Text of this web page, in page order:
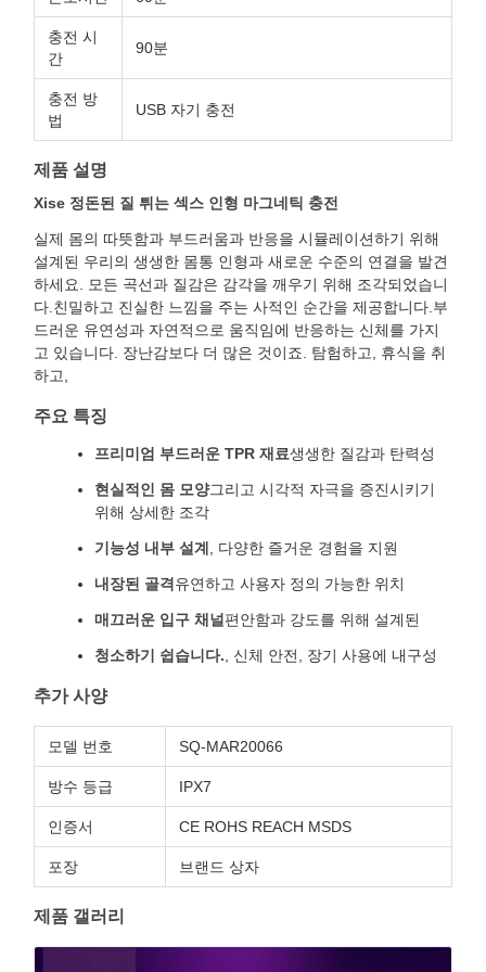
충전 시
간
90분
충전 방
법
USB 자기 충전
제품 설명
Xise 정돈된 질 튀는 섹스 인형 마그네틱 충전
실제 몸의 따뜻함과 부드러움과 반응을 시뮬레이션하기 위해
설계된 우리의 생생한 몸통 인형과 새로운 수준의 연결을 발견
하세요. 모든 곡선과 질감은 감각을 깨우기 위해 조각되었습니
다.친밀하고 진실한 느낌을 주는 사적인 순간을 제공합니다.부
드러운 유연성과 자연적으로 움직임에 반응하는 신체를 가지
고 있습니다. 장난감보다 더 많은 것이죠. 탐험하고, 휴식을 취
하고,
주요 특징
프리미엄 부드러운 TPR 재료생생한 질감과 탄력성
현실적인 몸 모양그리고 시각적 자극을 증진시키기
위해 상세한 조각
기능성 내부 설계 , 다양한 즐거운 경험을 지원
내장된 골격 유연하고 사용자 정의 가능한 위치
매끄러운 입구 채널 편안함과 강도를 위해 설계된
청소하기 쉽습니다. , 신체 안전, 장기 사용에 내구성
추가 사양
모델 번호 SQ-MAR20066
방수 등급 IPX7
인증서 CE ROHS REACH MSDS
포장 브랜드 상자
제품 갤러리